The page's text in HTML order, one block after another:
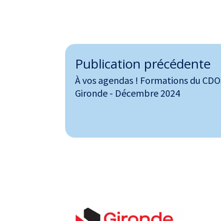
Publication précédente
À vos agendas ! Formations du
Gironde - Décembre 2024